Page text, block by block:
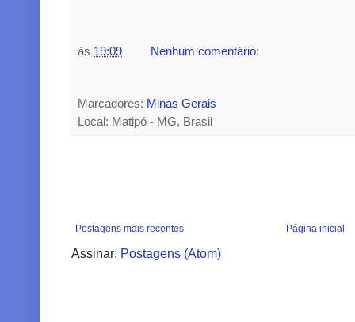
às 19:09 Nenhum comentário:
Marcadores: Minas Gerais
Local: Matipó - MG, Brasil
Postagens mais recentes Página inicial
Assinar: Postagens (Atom)